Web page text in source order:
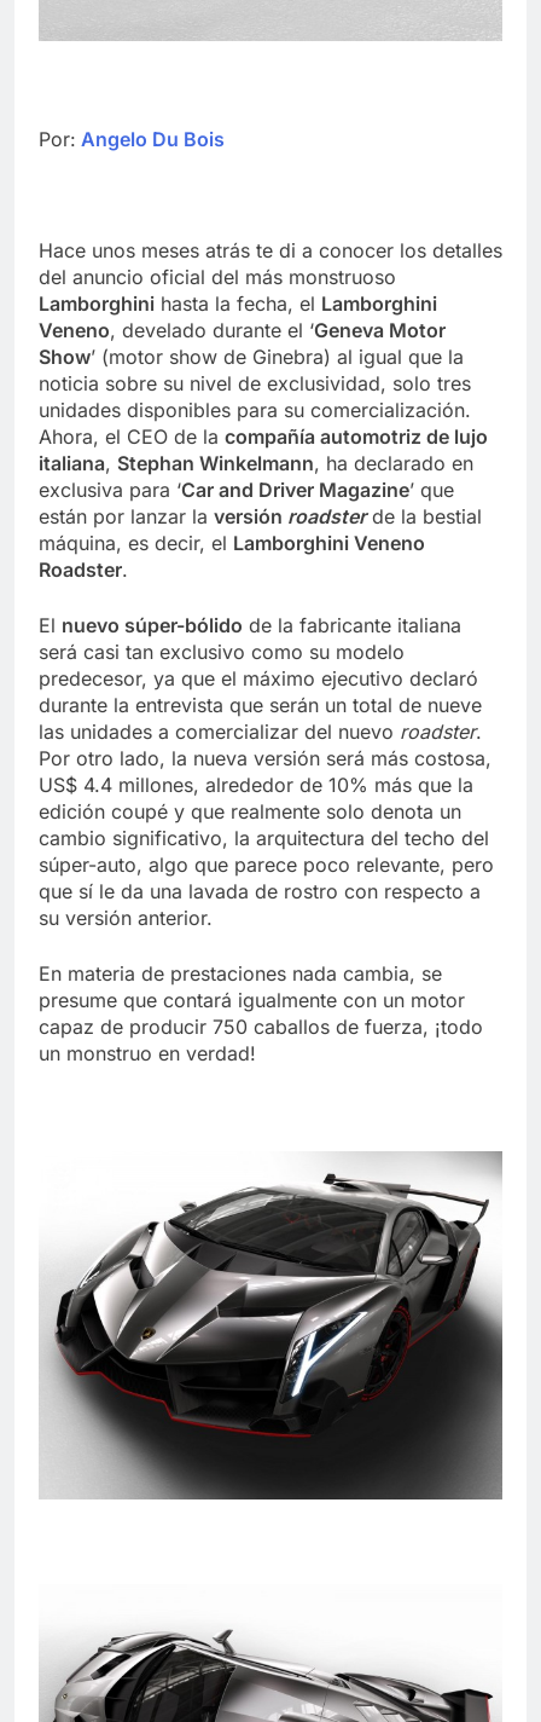
Por: Angelo Du Bois
Hace unos meses atrás te di a conocer los detalles
del anuncio oficial del más monstruoso
Lamborghini hasta la fecha, el Lamborghini
Veneno, develado durante el ‘Geneva Motor
Show’ (motor show de Ginebra) al igual que la
noticia sobre su nivel de exclusividad, solo tres
unidades disponibles para su comercialización.
Ahora, el CEO de la compañía automotriz de lujo
italiana, Stephan Winkelmann, ha declarado en
exclusiva para ‘Car and Driver Magazine’ que
están por lanzar la versión roadsterde la bestial
máquina, es decir, el Lamborghini Veneno
Roadster.
El nuevo súper-bólido de la fabricante italiana
será casi tan exclusivo como su modelo
predecesor, ya que el máximo ejecutivo declaró
durante la entrevista que serán un total de nueve
las unidades a comercializar del nuevo roadster.
Por otro lado, la nueva versión será más costosa,
US$ 4.4 millones, alrededor de 10% más que la
edición coupé y que realmente solo denota un
cambio significativo, la arquitectura del techo del
súper-auto, algo que parece poco relevante, pero
que sí le da una lavada de rostro con respecto a
su versión anterior.
En materia de prestaciones nada cambia, se
presume que contará igualmente con un motor
capaz de producir 750 caballos de fuerza, ¡todo
un monstruo en verdad!